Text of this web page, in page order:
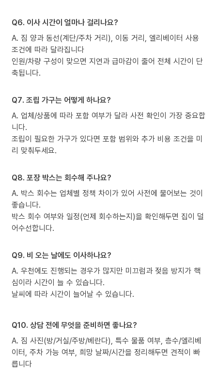
Q6. 이사 시간이 얼마나 걸리나요?
A. 짐 양과 동선(계단/주차 거리), 이동 거리, 엘리베이터 사용
조건에 따라 달라집니다
인원/차량 구성이 맞으면 지연과 급마감이 줄어 전체 시간이 단
축됩니다.
Q7. 조립 가구는 어떻게 하나요?
A. 업체/상품에 따라 포함 여부가 달라 사전 확인이 가장 중요합
니다.
조립이 필요한 가구가 있다면 포함 범위와 추가 비용 조건을 미
리 맞춰두세요.
Q8. 포장 박스는 회수해 주나요?
A. 박스 회수는 업체별 정책 차이가 있어 사전에 물어보는 것이
좋습니다.
박스 회수 여부와 일정(언제 회수하는지)을 확인해두면 집이 덜
어수선합니다.
Q9. 비 오는 날에도 이사하나요?
A. 우천에도 진행되는 경우가 많지만 미끄럼과 젖음 방지가 핵
심이라 시간이 늘 수 있습니다.
날씨에 따라 시간이 늘어날 수 있습니다.
Q10. 상담 전에 무엇을 준비하면 좋나요?
A. 짐 사진(방/거실/주방/베란다), 특수 물품 여부, 층수/엘리베
이터, 주차 가능 여부, 희망 날짜/시간을 정리해두면 견적이 빠
릅니다